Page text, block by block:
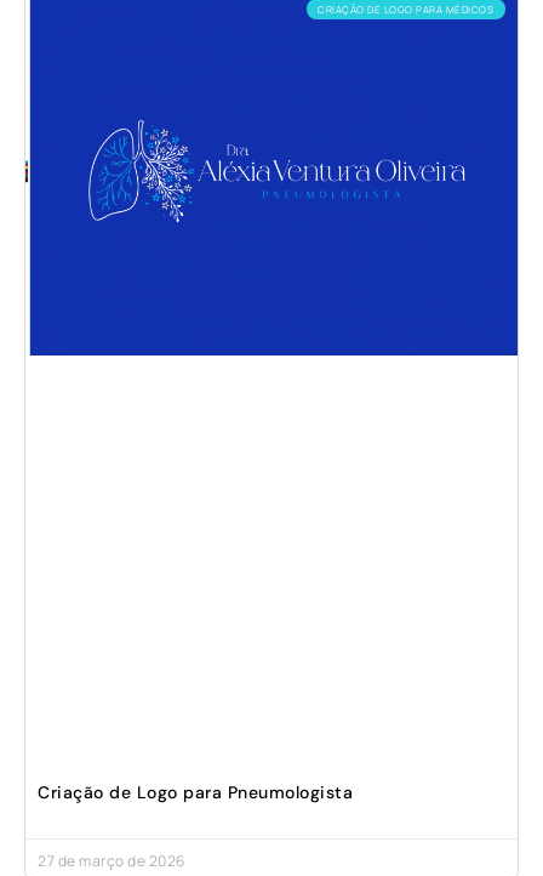
CRIAÇÃO DE LOGO PARA MÉDICOS
Criação de Logo para Pneumologista
27 de março de 2026